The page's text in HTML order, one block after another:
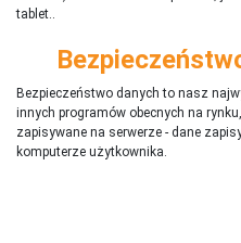
tablet..
Bezpieczeństwo danych to nasz
innych programów obecnych na rynku,
zapisywane na serwerze - dane
komputerze użytkownika.